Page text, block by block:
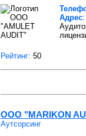
Адрес
Рейтинг: 50
ООО "MARIKON
Аутсорсинг